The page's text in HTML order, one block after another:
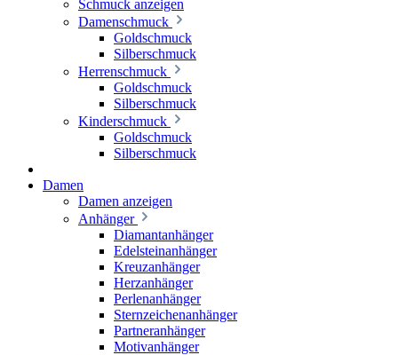
Schmuck anzeigen
Damenschmuck
Goldschmuck
Silberschmuck
Herrenschmuck
Goldschmuck
Silberschmuck
Kinderschmuck
Goldschmuck
Silberschmuck
Damen
Damen anzeigen
Anhänger
Diamantanhänger
Edelsteinanhänger
Kreuzanhänger
Herzanhänger
Perlenanhänger
Sternzeichenanhänger
Partneranhänger
Motivanhänger